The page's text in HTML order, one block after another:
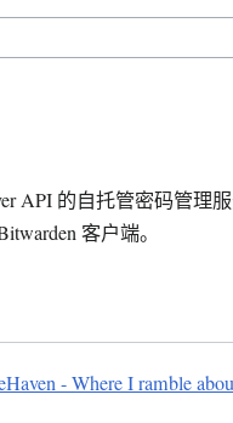
API 的自托管密码管
客户端。
- Where I ramble